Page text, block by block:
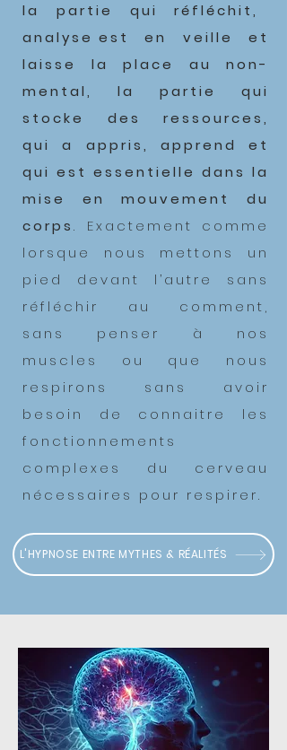
la partie qui réfléchit,
analyse est en veille et
laisse la place au non-
mental, la partie qui
stocke des ressources,
qui a appris, apprend et
qui est essentielle dans la
mise en mouvement du
corps. Exactement comme
lorsque nous mettons un
pied devant l’autre sans
réfléchir au comment,
sans penser à nos
muscles ou que nous
respirons sans avoir
besoin de connaitre les
fonctionnements
complexes du cerveau
nécessaires pour respirer.
L'HYPNOSE ENTRE MYTHES & RÉALITÉS